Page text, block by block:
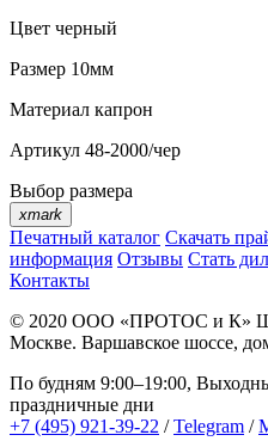
Цвет черный
Размер 10мм
Материал капрон
Артикул 48-2000/чер
Выбор размера
xmark
Печатный каталог Скачать
информация Отзывы Стать
Контакты
© 2020 ООО «ПРОТОС и К»
Москве. Варшавское шоссе,
По будням 9:00–19:00,
праздничные дни
+7 (495) 921-39-22 /Telegram /